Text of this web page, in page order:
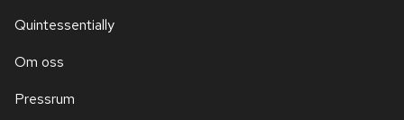
Quintessentially
Om oss
Pressrum